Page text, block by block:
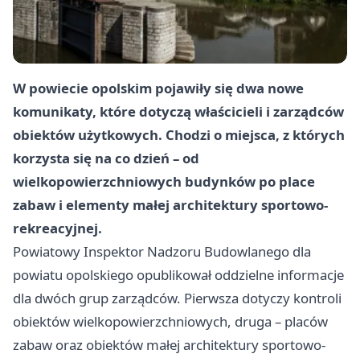
W powiecie opolskim pojawiły się dwa nowe
komunikaty, które dotyczą właścicieli i zarządców
obiektów użytkowych. Chodzi o miejsca, z których
korzysta się na co dzień – od
wielkopowierzchniowych budynków po place
zabaw i elementy małej architektury sportowo-
rekreacyjnej.
Powiatowy Inspektor Nadzoru Budowlanego dla
powiatu opolskiego opublikował oddzielne informacje
dla dwóch grup zarządców. Pierwsza dotyczy kontroli
obiektów wielkopowierzchniowych, druga – placów
zabaw oraz obiektów małej architektury sportowo-